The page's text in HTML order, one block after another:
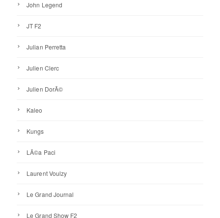
John Legend
JT F2
Julian Perretta
Julien Clerc
Julien DorÃ©
Kaleo
Kungs
LÃ©a Paci
Laurent Voulzy
Le Grand Journal
Le Grand Show F2